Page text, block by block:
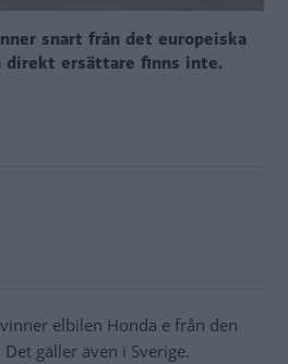
snart från det europeiska
direkt ersättare finns inte.
elbilen Honda e från den
gäller även i Sverige.